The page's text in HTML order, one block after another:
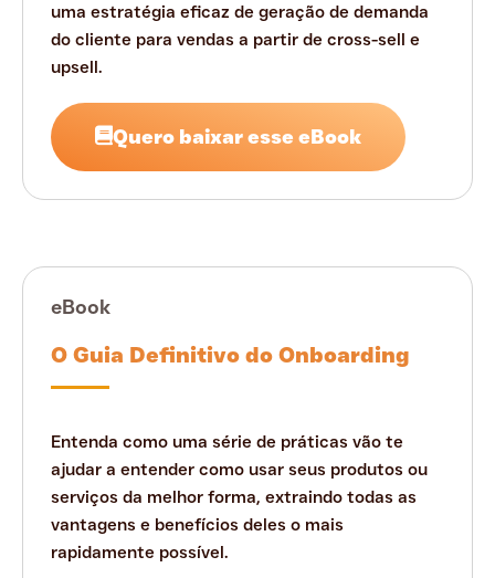
uma estratégia eficaz de geração de demanda
do cliente para vendas a partir de cross-sell e
upsell.
Quero baixar esse eBook
eBook
O Guia Definitivo do Onboarding
Entenda como uma série de práticas vão te
ajudar a entender como usar seus produtos ou
serviços da melhor forma, extraindo todas as
vantagens e benefícios deles o mais
rapidamente possível.